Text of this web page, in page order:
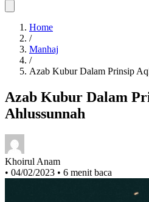
Home
/
Manhaj
/
Azab Kubur Dalam
Khoirul Anam